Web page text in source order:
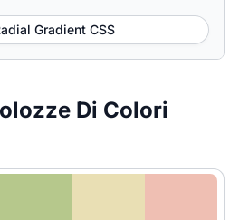
Gradient CSS
Di Colori